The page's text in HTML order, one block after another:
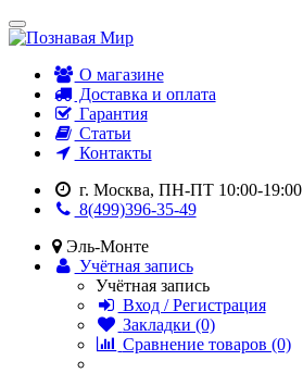
О магазине
Доставка и оплата
Гарантия
Статьи
Контакты
г. Москва, ПН-ПТ 10:00-19:00
8(499)396-35-49
Эль-Монте
Учётная запись
Учётная запись
Вход / Регистрация
Закладки (0)
Сравнение товаров (0)